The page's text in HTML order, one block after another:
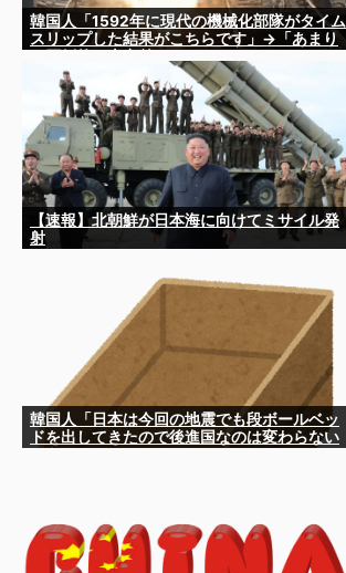
韓国人「1592年に現代の機械化部隊がタイム
スリップした結果がこちらです」→「あまり
【速報】北朝鮮が日本海に向けてミサイル発
射
韓国人「日本は今回の地震でも段ボールベッ
ドを出してきたので後進国なのは変わらない